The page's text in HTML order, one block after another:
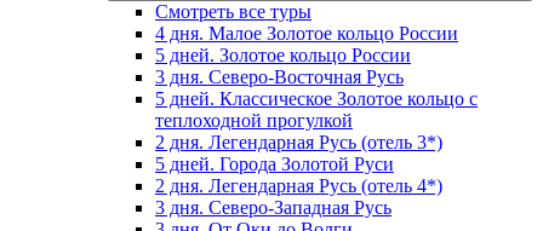
Смотреть все туры
4 дня. Малое Золотое кольцо России
5 дней. Золотое кольцо России
3 дня. Северо-Восточная Русь
5 дней. Классическое Золотое кольцо с
теплоходной прогулкой
2 дня. Легендарная Русь (отель 3*)
5 дней. Города Золотой Руси
2 дня. Легендарная Русь (отель 4*)
3 дня. Северо-Западная Русь